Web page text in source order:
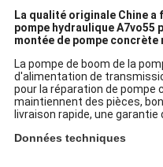
La qualité originale Chine a
pompe hydraulique A7vo55
montée de pompe
La pompe de boom de la
d'alimentation de
pour la réparation de pompe
maintiennent des pièces,
livraison rapide, une
Données techniques